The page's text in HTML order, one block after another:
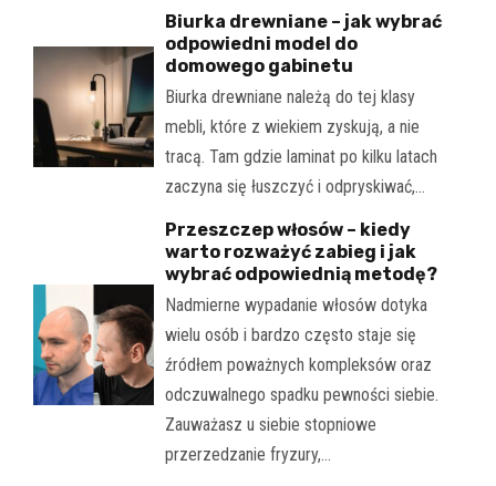
Biurka drewniane – jak wybrać
odpowiedni model do
domowego gabinetu
Biurka drewniane należą do tej klasy
mebli, które z wiekiem zyskują, a nie
tracą. Tam gdzie laminat po kilku latach
zaczyna się łuszczyć i odpryskiwać,…
Przeszczep włosów – kiedy
warto rozważyć zabieg i jak
wybrać odpowiednią metodę?
Nadmierne wypadanie włosów dotyka
wielu osób i bardzo często staje się
źródłem poważnych kompleksów oraz
odczuwalnego spadku pewności siebie.
Zauważasz u siebie stopniowe
przerzedzanie fryzury,…